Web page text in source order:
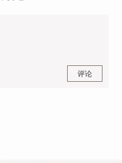
评论